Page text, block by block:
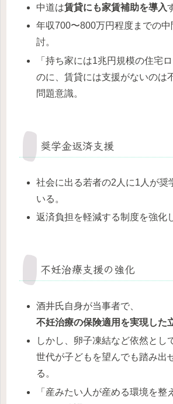
中道は賃貸にも家賃補助を導入
年収700〜800万円程度までの
討。
「持ち家には1兆円規模の住宅
のに、賃貸には支援がないのは
問題意識。
奨学金返済支援
社会に出る若者の2人に1人が奨
いる。
返済負担を軽減する制度を強化
不妊治療支援の強化
酒井氏自身が当事者で、
不妊治療の保険適用を実現した
しかし、卵子凍結など依然とし
世代が子どもを望んでも踏み出
る。
「産みたい人が産める環境を整